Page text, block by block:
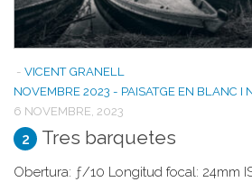
- VICENT GRANELL
NOVEMBRE 2023 - PAISATGE EN BLANC I
6 NOVEMBRE, 2023
2 Tres barquetes
Obertura: ƒ/10 Longitud focal: 24mm